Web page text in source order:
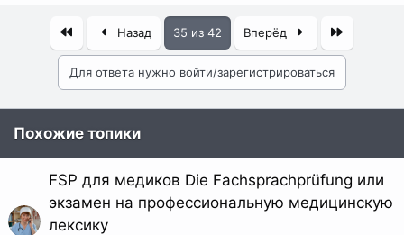
ПервыйНазад 35 из 42 Вперёд
Для ответа нужно войти/зарегистрироваться
Похожие топики
FSP для медиков Die Fachsprachprüfung или
экзамен на профессиональную медицинскую
лексику